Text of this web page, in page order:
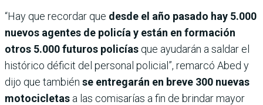
“Hay que recordar que desde el año pasado hay 5.000
nuevos agentes de policía y están en formación
otros 5.000 futuros policías que ayudarán a saldar el
histórico déficit del personal policial”, remarcó Abed y
dijo que también se entregarán en breve 300 nuevas
motocicletas a las comisarías a fin de brindar mayor